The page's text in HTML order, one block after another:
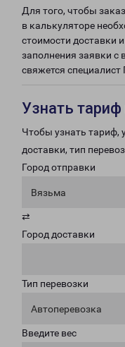
Для того, чтобы
в калькуляторе
стоимости доставки
заполнения заявки с
свяжется специалист
Узнать
Чтобы узнать тариф,
доставки, тип
Город отправки
Вязьма
⇄
Город доставки
Тип перевозки
Автоперевозка
Введите вес